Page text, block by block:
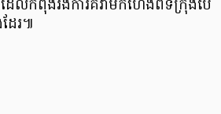
ដែល​កំពុង​រង​​ការ​គំរាមកំហែង​ពីទីក្រុង​ប៉េ​
ែរ៕